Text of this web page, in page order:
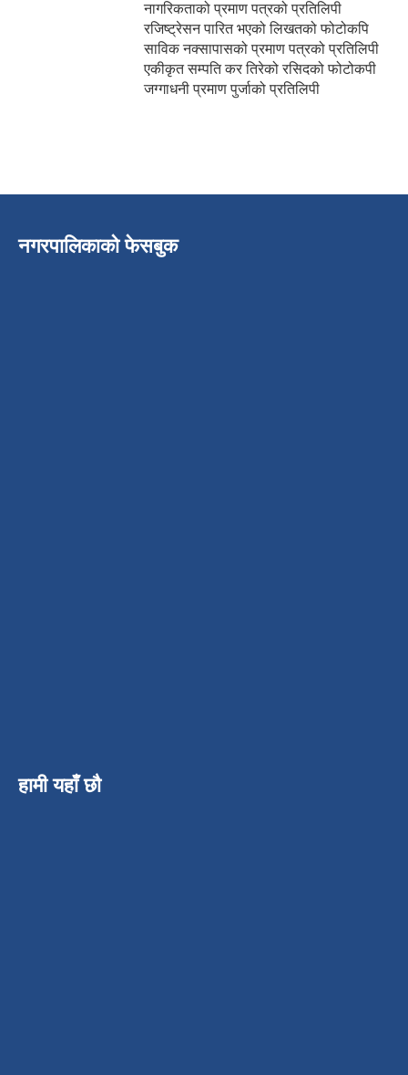
नागरिकताको प्रमाण पत्रको प्रतिलिपी
रजिष्ट्रेसन पारित भएको लिखतको फोटोकपि
साविक नक्सापासको प्रमाण पत्रको प्रतिलिपी
एकीकृत सम्पति कर तिरेको रसिदको फोटोकपी
जग्गाधनी प्रमाण पुर्जाको प्रतिलिपी
नगरपालिकाको फेसबुक
हामी यहाँ छौ